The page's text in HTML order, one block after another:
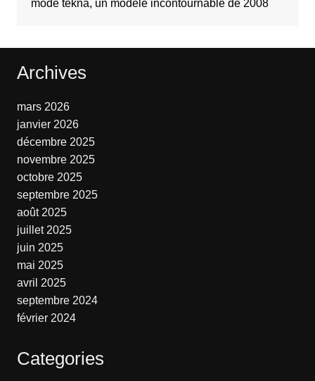
mode tekna, un modèle incontournable de 2008
Archives
mars 2026
janvier 2026
décembre 2025
novembre 2025
octobre 2025
septembre 2025
août 2025
juillet 2025
juin 2025
mai 2025
avril 2025
septembre 2024
février 2024
Categories